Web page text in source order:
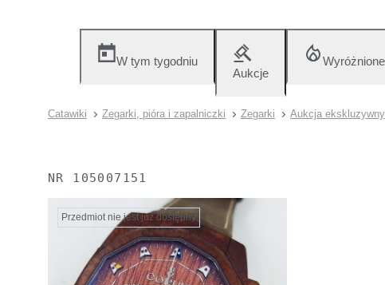
W tym tygodniu
Aukcje
Wyróżnione
Catawiki Zegarki, pióra i zapalniczki Zegarki Aukcja
NR 105007151
Przedmiot nie jest już dostępny